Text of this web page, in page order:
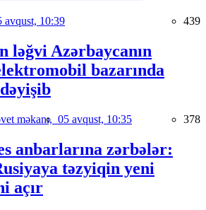
avqust, 10:39 439
ləğvi Azərbaycanın
bazarında
məkanı, 05 avqust, 10:35 378
anbarlarına zərbələr:
təzyiqin yeni
açır